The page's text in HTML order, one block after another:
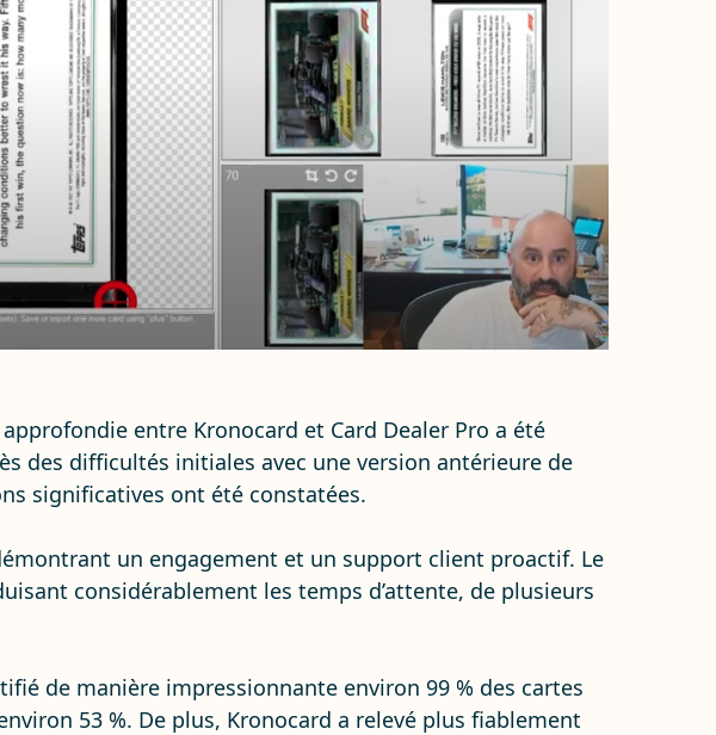
entre Kronocard et Card Dealer Pro a été
des difficultés initiales avec une version antérieure de
significatives ont été constatées.
un engagement et un support client proactif. Le
considérablement les temps d’attente, de plusieurs
de manière impressionnante environ 99 % des cartes
53 %. De plus, Kronocard a relevé plus fiablement